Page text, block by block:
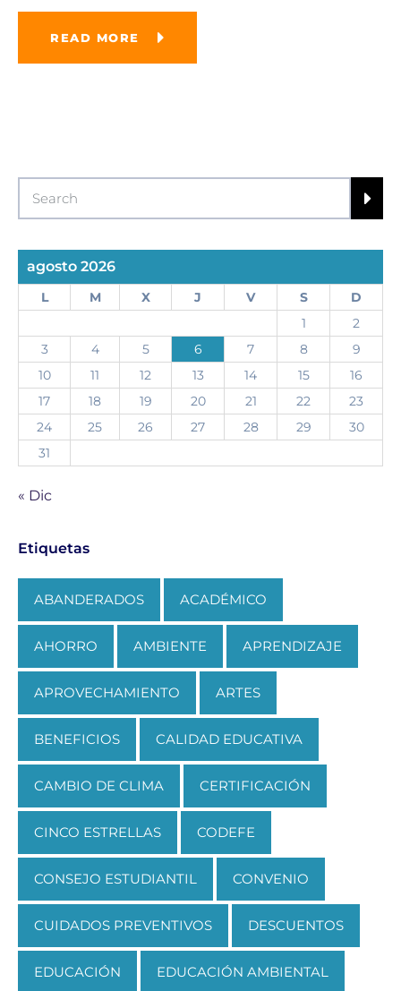
READ MORE
agosto 2026
L M X J V S
D
1
2
3
4 5 6 7 8
9
10
11 12 13 14 15
16
17
18 19 20 21 22
23
24
25 26 27 28 29
30
31
« Dic
Etiquetas
ABANDERADOS ACADÉMICO
AHORRO AMBIENTE APRENDIZAJE
APROVECHAMIENTO ARTES
BENEFICIOS CALIDAD EDUCATIVA
CAMBIO DE CLIMA CERTIFICACIÓN
CINCO ESTRELLAS CODEFE
CONSEJO ESTUDIANTIL CONVENIO
CUIDADOS PREVENTIVOS DESCUENTOS
EDUCACIÓN EDUCACIÓN AMBIENTAL